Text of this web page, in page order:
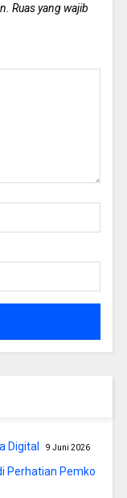
Ruas yang wajib
Digital 9 Juni 2026
Perhatian Pemko